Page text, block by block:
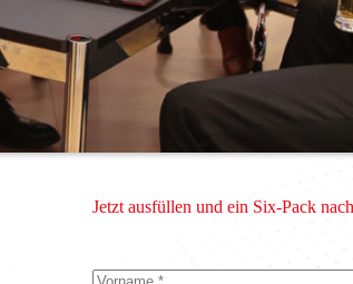
Jetzt ausfüllen und ein Six-Pack